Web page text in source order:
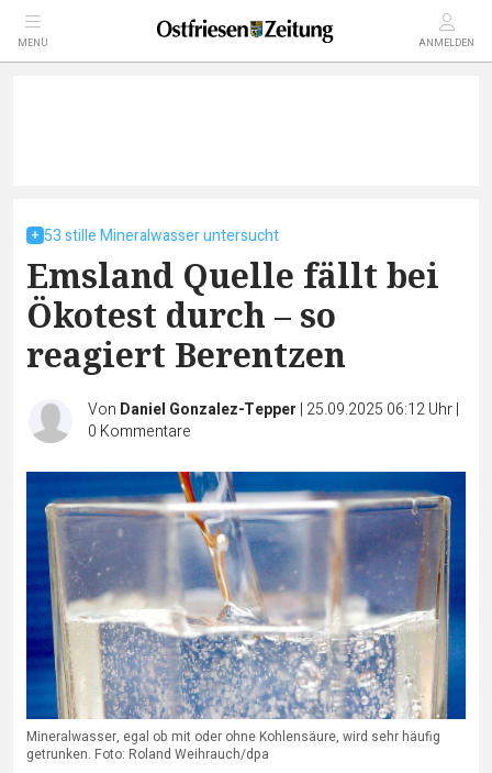
MENÜ ANMELDEN
53 stille Mineralwasser untersucht
Emsland Quelle fällt bei
Ökotest durch – so
reagiert Berentzen
Von Daniel Gonzalez-Tepper | 25.09.2025 06:12 Uhr|
0 Kommentare
Mineralwasser, egal ob mit oder ohne Kohlensäure, wird sehr häufig
getrunken. Foto: Roland Weihrauch/dpa